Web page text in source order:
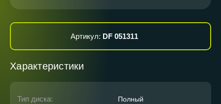
Артикул: DF 051311
Характеристики
Тип диска: Полный